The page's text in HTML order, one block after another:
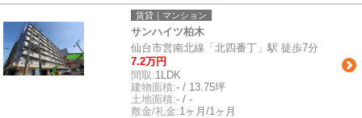
賃貸｜マンション
サンハイツ柏木
仙台市営南北線「北四番丁」駅 徒歩7分
7.2万円
間取:1LDK
建物面積:- / 13.75坪
土地面積:- / -
敷金/礼金:1ヶ月/1ヶ月